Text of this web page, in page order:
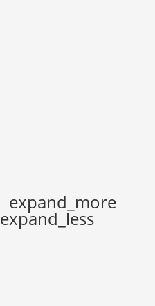
expand_more
expand_less